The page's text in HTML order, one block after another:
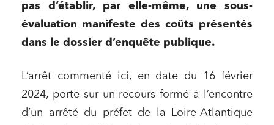
pas d’établir, par elle-même, une sous-
évaluation manifeste des coûts présentés
dans le dossier d’enquête publique.
L’arrêt commenté ici, en date du 16 février
2024, porte sur un recours formé à l’encontre
d’un arrêté du préfet de la Loire-Atlantique